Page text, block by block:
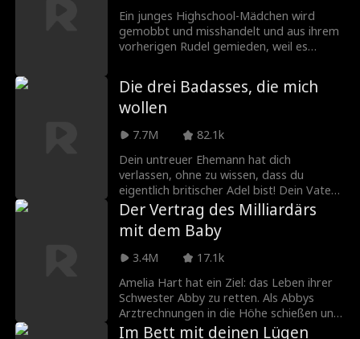
Ein junges Highschool-Mädchen wird
gemobbt und misshandelt und aus ihrem
vorherigen Rudel gemieden, weil es
Rudel anschließt, trifft sie auf einen
schneidigen Mann, der sich in sie verliebt
– nur dass dieser Mann ihr überlegener
ist, der ihren Tod will.
Die drei Badasses, die mich
wollen
7.7M
82.1k
Dein untreuer Ehemann hat dich
verlassen, ohne zu wissen, dass du
eigentlich britischer Adel bist! Dein Vater
findet drei coole Verlobte für dich, um es
ihm zu zeigen. Aber du hast nur sieben
Tage, um dich zu entscheiden! Wen wählst
du? Oder nimmst du alle drei?
Der Vertrag des Milliardärs
mit dem Baby
3.4M
17.1k
Amelia Hart hat ein Ziel: das Leben ihrer
Schwester Abby zu retten. Als Abbys
Arztrechnungen in die Höhe schießen und
ihre Welt zusammenbricht, führt Amelia
Im Bett mit deinen Lügen